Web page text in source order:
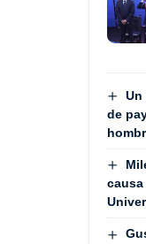
Un
de